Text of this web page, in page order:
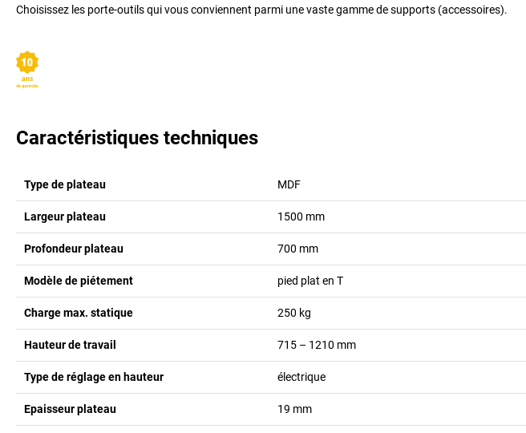
Choisissez les porte-outils qui vous conviennent parmi une vaste gamme de supports (accessoires).
Caractéristiques techniques
Type de plateau MDF
Largeur plateau 1500 mm
Profondeur plateau 700 mm
Modèle de piétement pied plat en T
Charge max. statique 250 kg
Hauteur de travail 715 – 1210 mm
Type de réglage en hauteur électrique
Epaisseur plateau 19 mm